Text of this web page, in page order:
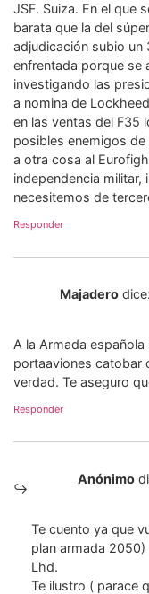
JSF. Suiza. En el que
barata que la del
adjudicación subio un
enfrentada porque se
investigando las
a nomina de
en las ventas del F35
posibles enemigos
a otra cosa al
independencia
necesitemos de
Responder
Majadero dice:
A la Armada
portaaviones catobar
verdad. Te aseguro
Responder
Anónimo
Te cuento ya que
plan armada
Lhd.
Te ilustro ( parace